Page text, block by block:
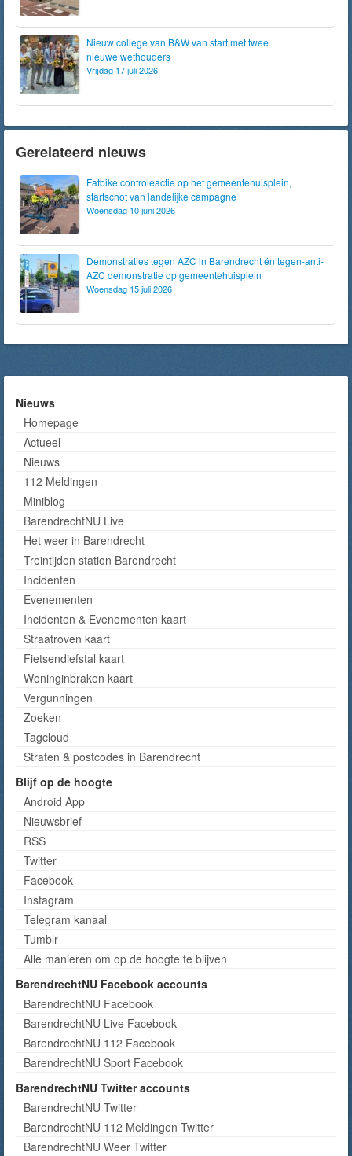
Nieuw college van B&W van start met twee
nieuwe wethouders
Vrijdag 17 juli 2026
Gerelateerd nieuws
Fatbike controleactie op het gemeentehuisplein,
startschot van landelijke campagne
Woensdag 10 juni 2026
Demonstraties tegen AZC in Barendrecht én tegen-anti-
AZC demonstratie op gemeentehuisplein
Woensdag 15 juli 2026
Nieuws
Homepage
Actueel
Nieuws
112 Meldingen
Miniblog
BarendrechtNU Live
Het weer in Barendrecht
Treintijden station Barendrecht
Incidenten
Evenementen
Incidenten & Evenementen kaart
Straatroven kaart
Fietsendiefstal kaart
Woninginbraken kaart
Vergunningen
Zoeken
Tagcloud
Straten & postcodes in Barendrecht
Blijf op de hoogte
Android App
Nieuwsbrief
RSS
Twitter
Facebook
Instagram
Telegram kanaal
Tumblr
Alle manieren om op de hoogte te blijven
BarendrechtNU Facebook accounts
BarendrechtNU Facebook
BarendrechtNU Live Facebook
BarendrechtNU 112 Facebook
BarendrechtNU Sport Facebook
BarendrechtNU Twitter accounts
BarendrechtNU Twitter
BarendrechtNU 112 Meldingen Twitter
BarendrechtNU Weer Twitter